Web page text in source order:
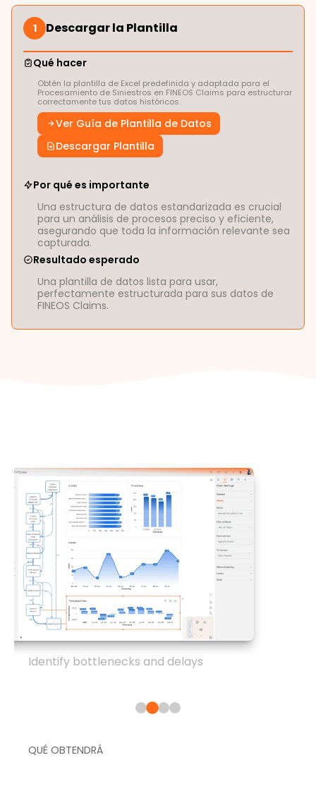
1 Descargar la Plantilla
Qué hacer
Obtén la plantilla de Excel predefinida y adaptada para el
Procesamiento de Siniestros en FINEOS Claims para estructurar
correctamente tus datos históricos.
Ver Guía de Plantilla de Datos
Descargar Plantilla
Por qué es importante
Una estructura de datos estandarizada es crucial
para un análisis de procesos preciso y eficiente,
asegurando que toda la información relevante sea
capturada.
Resultado esperado
Una plantilla de datos lista para usar,
perfectamente estructurada para sus datos de
FINEOS Claims.
QUÉ OBTENDRÁ
Identify bottlenecks and delays